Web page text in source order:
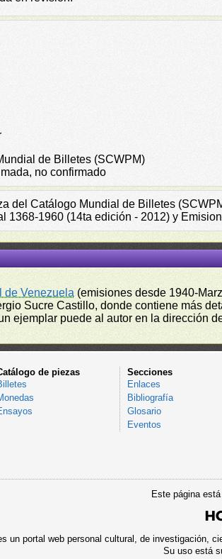
de Billetes (SCWPM)
no confirmado
del Catálogo Mundial de Billetes
1368-1960 (14ta edición - 2012) y
de Venezuela (emisiones desde 1940-
Sucre Castillo, donde contiene más
ejemplar puede al autor en la dirección
de piezas
Secciones
Enlaces
Bibliografía
Glosario
Eventos
Este página
un portal web personal cultural, de investigación,
Su uso está